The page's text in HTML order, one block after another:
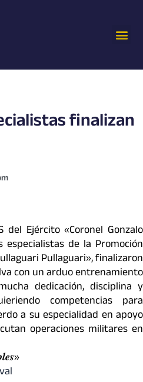
finalizan
del Ejército «Coronel Gonzalo
especialistas de la Promoción
Pullaguari», finalizaron
con un arduo entrenamiento
dedicación, disciplina y
competencias para
a su especialidad en apoyo
operaciones militares en